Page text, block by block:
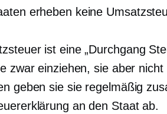
erheben keine
ist eine„Durchgang
zwar einziehen, sie aber
geben sie sie regelmäßig
an den Staat ab.